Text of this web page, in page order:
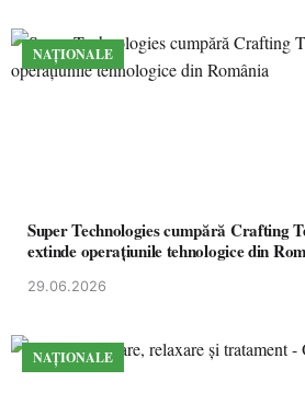
NAȚIONALE
Super Technologies cumpără Crafting
extinde operațiunile tehnologice din
29.06.2026
NAȚIONALE